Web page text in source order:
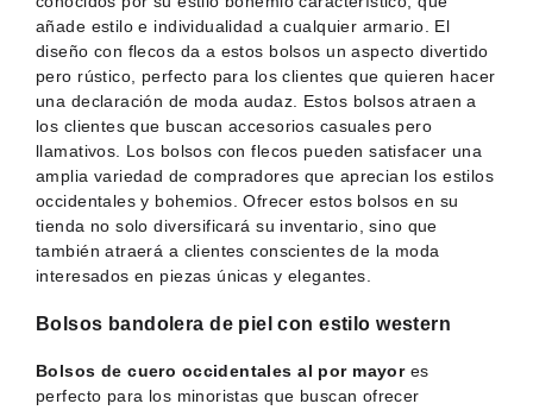
añade estilo e individualidad a cualquier armario. El
diseño con flecos da a estos bolsos un aspecto divertido
pero rústico, perfecto para los clientes que quieren hacer
una declaración de moda audaz. Estos bolsos atraen a
los clientes que buscan accesorios casuales pero
llamativos. Los bolsos con flecos pueden satisfacer una
amplia variedad de compradores que aprecian los estilos
occidentales y bohemios. Ofrecer estos bolsos en su
tienda no solo diversificará su inventario, sino que
también atraerá a clientes conscientes de la moda
interesados en piezas únicas y elegantes.
Bolsos bandolera de piel con estilo western
Bolsos de cuero occidentales al por mayores
perfecto para los minoristas que buscan ofrecer